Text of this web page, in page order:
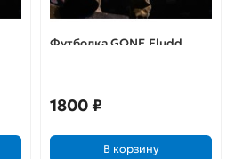
Футболка GONE.Fludd
1800 ₽
В корзину